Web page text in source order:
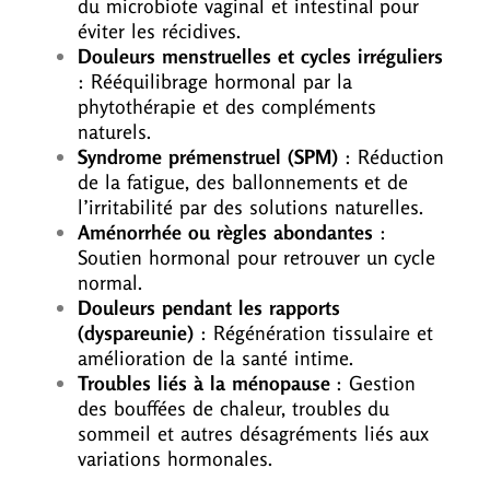
du microbiote vaginal et intestinal pour
éviter les récidives.
Douleurs menstruelles et cycles irréguliers
: Rééquilibrage hormonal par la
phytothérapie et des compléments
naturels.
Syndrome prémenstruel (SPM): Réduction
de la fatigue, des ballonnements et de
l’irritabilité par des solutions naturelles.
Aménorrhée ou règles abondantes :
Soutien hormonal pour retrouver un cycle
normal.
Douleurs pendant les rapports
(dyspareunie) : Régénération tissulaire et
amélioration de la santé intime.
Troubles liés à la ménopause: Gestion
des bouffées de chaleur, troubles du
sommeil et autres désagréments liés aux
variations hormonales.